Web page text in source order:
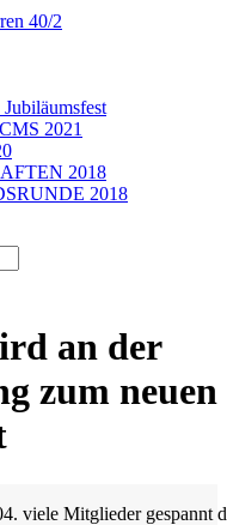
40/2
2021
2018
2018
an der
zum neuen
viele Mitglieder gespannt